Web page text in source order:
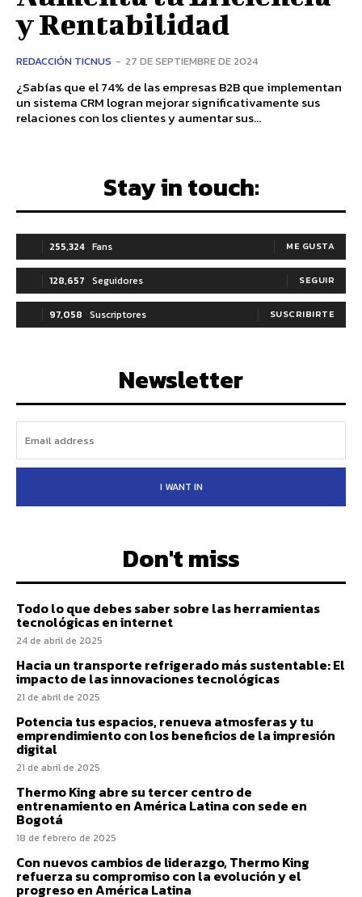
y Rentabilidad
REDACCIÓN TICNUS - 27 DE SEPTIEMBRE DE 2024
¿Sabías que el 74% de las empresas B2B que implementan
un sistema CRM logran mejorar significativamente sus
relaciones con los clientes y aumentar sus...
Stay in touch:
255,324 Fans ME GUSTA
128,657 Seguidores SEGUIR
97,058 Suscriptores SUSCRIBIRTE
Newsletter
I WANT IN
Don't miss
Todo lo que debes saber sobre las herramientas
tecnológicas en internet
24 de abril de 2025
Hacia un transporte refrigerado más sustentable: El
impacto de las innovaciones tecnológicas
21 de abril de 2025
Potencia tus espacios, renueva atmosferas y tu
emprendimiento con los beneficios de la impresión
digital
21 de abril de 2025
Thermo King abre su tercer centro de
entrenamiento en América Latina con sede en
Bogotá
18 de febrero de 2025
Con nuevos cambios de liderazgo, Thermo King
refuerza su compromiso con la evolución y el
progreso en América Latina